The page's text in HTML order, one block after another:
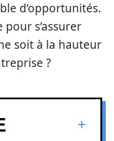
d’opportunités.
pour s’assurer
soit à la hauteur
?